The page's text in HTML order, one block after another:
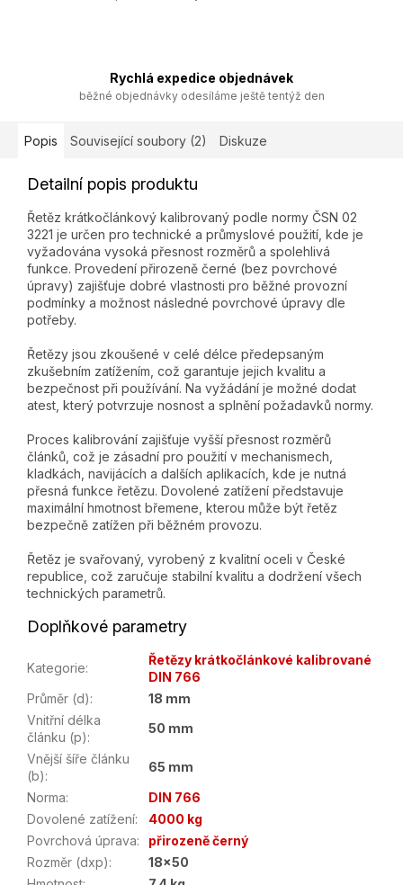
Rychlá expedice objednávek
běžné objednávky odesíláme ještě tentýž den
Popis Související soubory (2) Diskuze
Detailní popis produktu
Řetěz krátkočlánkový kalibrovaný podle normy ČSN 02
3221 je určen pro technické a průmyslové použití, kde je
vyžadována vysoká přesnost rozměrů a spolehlivá
funkce. Provedení přirozeně černé (bez povrchové
úpravy) zajišťuje dobré vlastnosti pro běžné provozní
podmínky a možnost následné povrchové úpravy dle
potřeby.
Řetězy jsou zkoušené v celé délce předepsaným
zkušebním zatížením, což garantuje jejich kvalitu a
bezpečnost při používání. Na vyžádání je možné dodat
atest, který potvrzuje nosnost a splnění požadavků normy.
Proces kalibrování zajišťuje vyšší přesnost rozměrů
článků, což je zásadní pro použití v mechanismech,
kladkách, navijácích a dalších aplikacích, kde je nutná
přesná funkce řetězu. Dovolené zatížení představuje
maximální hmotnost břemene, kterou může být řetěz
bezpečně zatížen při běžném provozu.
Řetěz je svařovaný, vyrobený z kvalitní oceli v České
republice, což zaručuje stabilní kvalitu a dodržení všech
technických parametrů.
Doplňkové parametry
Kategorie:
Řetězy krátkočlánkové kalibrované
DIN 766
Průměr (d):
18 mm
Vnitřní délka
článku (p):
50 mm
Vnější šíře článku
(b):
65 mm
Norma:
DIN 766
Dovolené zatížení:
4000 kg
Povrchová úprava:
přirozeně černý
Rozměr (dxp):
18x50